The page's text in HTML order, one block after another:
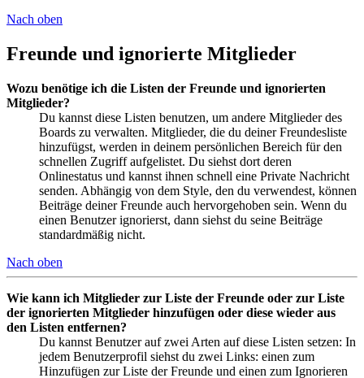
Nach oben
Freunde und ignorierte Mitglieder
Wozu benötige ich die Listen der Freunde und ignorierten
Mitglieder?
Du kannst diese Listen benutzen, um andere Mitglieder des
Boards zu verwalten. Mitglieder, die du deiner Freundesliste
hinzufügst, werden in deinem persönlichen Bereich für den
schnellen Zugriff aufgelistet. Du siehst dort deren
Onlinestatus und kannst ihnen schnell eine Private Nachricht
senden. Abhängig von dem Style, den du verwendest, können
Beiträge deiner Freunde auch hervorgehoben sein. Wenn du
einen Benutzer ignorierst, dann siehst du seine Beiträge
standardmäßig nicht.
Nach oben
Wie kann ich Mitglieder zur Liste der Freunde oder zur Liste
der ignorierten Mitglieder hinzufügen oder diese wieder aus
den Listen entfernen?
Du kannst Benutzer auf zwei Arten auf diese Listen setzen: In
jedem Benutzerprofil siehst du zwei Links: einen zum
Hinzufügen zur Liste der Freunde und einen zum Ignorieren